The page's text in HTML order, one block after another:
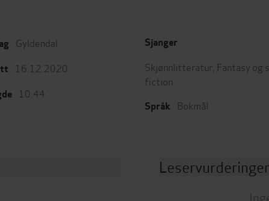
Gyldendal
16.12.2020
10:44
Sjanger
Skjønnlitteratur Fantasy og
fiction
Språk Bokmål
Leservurderinger